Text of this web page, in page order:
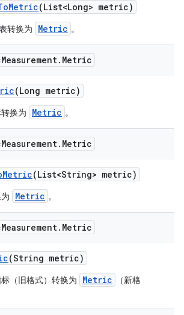
Metric(List<Long> metric)
转换为 Metric 。
Measurement. Metric
(Long metric)
换为 Metric 。
Measurement. Metric
Metric(List<String> metric)
Metric 。
Measurement. Metric
(String metric)
（旧格式）转换为 Metric
（新格